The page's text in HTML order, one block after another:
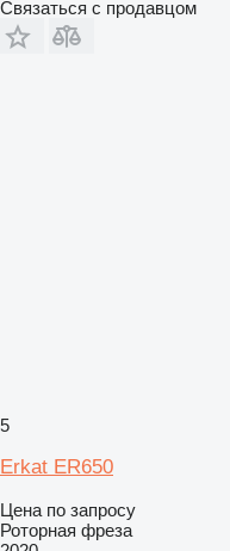
Связаться с продавцом
5
Erkat ER650
Цена по запросу
Роторная фреза